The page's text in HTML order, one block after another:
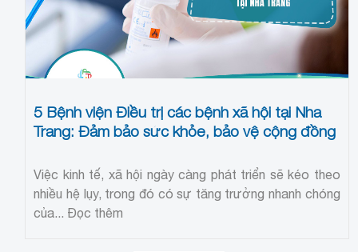
5 Bệnh viện Điều trị các bệnh xã hội tại Nha
Trang: Đảm bảo sức khỏe, bảo vệ cộng đồng
Việc kinh tế, xã hội ngày càng phát triển sẽ kéo theo
nhiều hệ lụy, trong đó có sự tăng trưởng nhanh chóng
của... Đọc thêm